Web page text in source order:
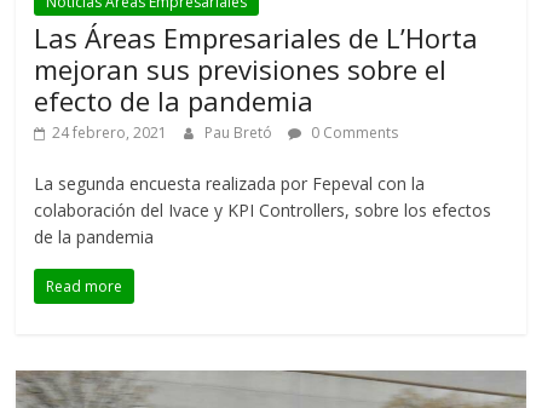
Las Áreas Empresariales de L’Horta
mejoran sus previsiones sobre el
efecto de la pandemia
24 febrero, 2021 Pau Bretó 0 Comments
La segunda encuesta realizada por Fepeval con la
colaboración del Ivace y KPI Controllers, sobre los efectos
de la pandemia
Read more